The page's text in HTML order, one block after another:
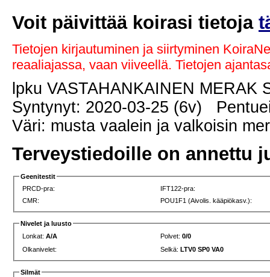
Voit päivittää koirasi tietoja
Tietojen kirjautuminen ja siirtyminen
reaaliajassa, vaan viiveellä. Tietojen
lpku VASTAHANKAINEN MERAK
Syntynyt: 2020-03-25 (6v)
Väri: musta vaalein ja valkoisin
Terveystiedoille on annettu
Geenitestit
PRCD-pra:
IFT122-pra:
CMR:
POU1F1 (Aivolis. kääpiökasv.):
Nivelet ja luusto
Lonkat:A/A Polvet:0/0
Olkanivelet:
Selkä:LTV0 SP0 VA0
Silmät